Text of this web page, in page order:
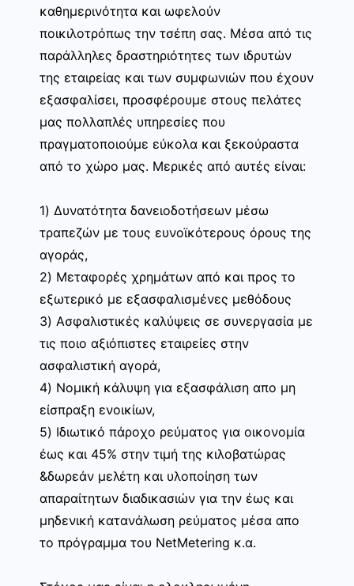
καθημερινότητα και ωφελούν
ποικιλοτρόπως την τσέπη σας. Μέσα από τις
παράλληλες δραστηριότητες των ιδρυτών
της εταιρείας και των συμφωνιών που έχουν
εξασφαλίσει, προσφέρουμε στους πελάτες
μας πολλαπλές υπηρεσίες που
πραγματοποιούμε εύκολα και ξεκούραστα
από το χώρο μας. Μερικές από αυτές είναι:
1) Δυνατότητα δανειοδοτήσεων μέσω
τραπεζών με τους ευνοϊκότερους όρους της
αγοράς,
2) Μεταφορές χρημάτων από και προς το
εξωτερικό με εξασφαλισμένες μεθόδους
3) Ασφαλιστικές καλύψεις σε συνεργασία με
τις ποιο αξιόπιστες εταιρείες στην
ασφαλιστική αγορά,
4) Νομική κάλυψη για εξασφάλιση απο μη
είσπραξη ενοικίων,
5) Ιδιωτικό πάροχο ρεύματος για οικονομία
έως και 45% στην τιμή της κιλοβατώρας
&δωρεάν μελέτη και υλοποίηση των
απαραίτητων διαδικασιών για την έως και
μηδενική κατανάλωση ρεύματος μέσα απο
το πρόγραμμα του NetMetering κ.α.